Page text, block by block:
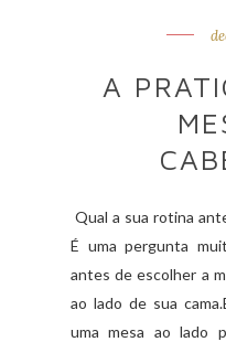
A
Qual a sua rotina
É uma pergunta
antes de escolher a
ao lado de sua
uma mesa ao lado